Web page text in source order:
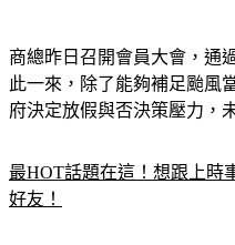
商總昨日召開會員大會，通
此一來，除了能夠補足颱風
府決定放假與否決策壓力，
最HOT話題在這！想跟上時
好友！